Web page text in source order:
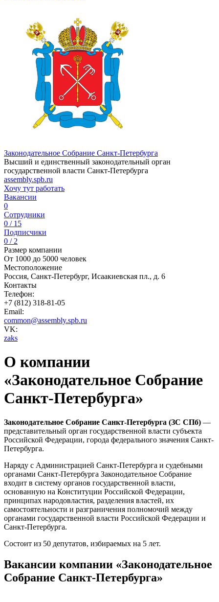
Законодательное Собрание Санкт-Петербурга
Высший и единственный законодательный орган
государственной власти Санкт-Петербурга
assembly.spb.ru
Хочу тут работать
Вакансии
0
Сотрудники
0 / 15
Подписчики
0 / 2
Размер компании
От 1000 до 5000 человек
Местоположение
Россия, Санкт-Петербург, Исаакиевская пл., д. 6
Контакты
Телефон:
+7 (812) 318-81-05
Email:
common@assembly.spb.ru
VK:
zaks
О компании
«Законодательное Собрание
Санкт-Петербурга»
Законодательное Собрание Санкт-Петербурга (ЗС СПб) —
представительный орган государственной власти субъекта
Российской Федерации, города федерального значения Санкт-
Петербурга.
Наряду с Администрацией Санкт-Петербурга и судебными
органами Санкт-Петербурга Законодательное Собрание
входит в систему органов государственной власти,
основанную на Конституции Российской Федерации,
принципах народовластия, разделения властей, их
самостоятельности и разграничения полномочий между
органами государственной власти Российской Федерации и
Санкт-Петербурга.
Состоит из 50 депутатов, избираемых на 5 лет.
Вакансии компании «Законодательное
Собрание Санкт-Петербурга»